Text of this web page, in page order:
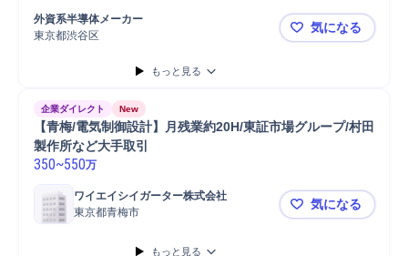
外資系半導体メーカー
東京都渋谷区
パワー半導
気になる
もっと見る
企業ダイレクト New
【青梅/電気制御設計】月残業約20H/東証市場グループ/村田
製作所など大手取引
350~550万
ワイエイシイガーター株式会社
東京都青梅市
【青梅/電気
気になる
もっと見る